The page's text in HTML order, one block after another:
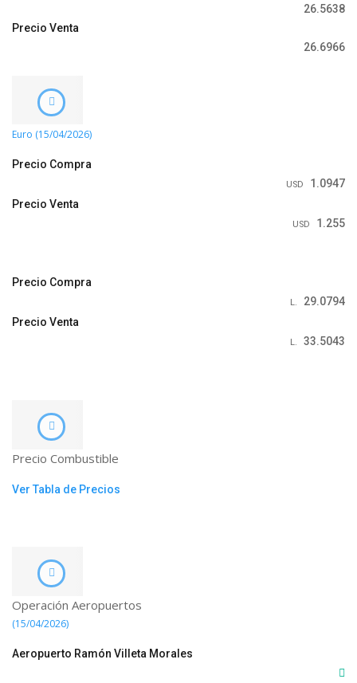
26.5638
Precio Venta
26.6966
Euro (15/04/2026)
Precio Compra
USD
1.0947
Precio Venta
USD 1.255
Precio Compra
L.
29.0794
Precio Venta
L. 33.5043
Precio Combustible
Ver Tabla de Precios
Operación Aeropuertos
(15/04/2026)
Aeropuerto Ramón Villeta Morales